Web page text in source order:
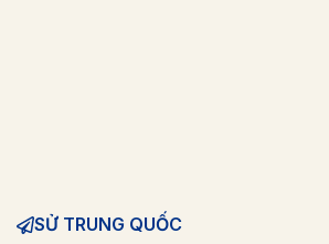
SỬ TRUNG QUỐC